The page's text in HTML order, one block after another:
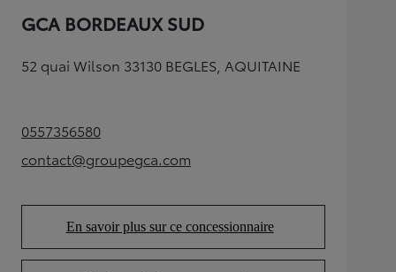
GCA BORDEAUX SUD
52 quai Wilson 33130 BEGLES, AQUITAINE
0557356580(Opens in new tab)
contact@groupegca.com
(Opens in new tab)
En savoir plus sur ce concessionnaire
(Opens in new tab)